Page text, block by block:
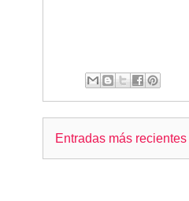
Entradas más recientes